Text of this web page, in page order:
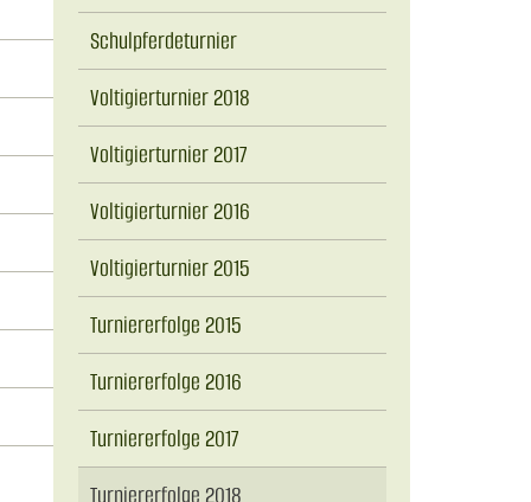
Schulpferdeturnier
Voltigierturnier 2018
Voltigierturnier 2017
Voltigierturnier 2016
Voltigierturnier 2015
Turniererfolge 2015
Turniererfolge 2016
Turniererfolge 2017
Turniererfolge 2018